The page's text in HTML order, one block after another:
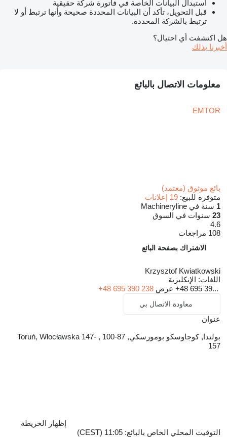
استبدال البيانات الخاصة في فاتورة شركة حقيقية
قبل التحويل، تأكد أن البيانات المحددة صحيحة وأنها ترتبط أو لا
ترتبط بالشركة المحددة.
هل اكتشفت أي احتيال؟
أخبرنا بذلك
معلومات الاتصال بالبائع
EMTOR
بائع موثوق (معتمد)
متوفرة للبيع: 19 إعلانات
1 سنة في Machineryline
23 سنوات في السوق
4.6
108 مراجعات
الاشتراك بصفحة البائع
Krzysztof Kwiatkowski
اللغات: الإنكليزية
+48 695 39... عرض +48 695 390 238
معاودة الاتصال بي
عنوان
بولندا, كوجاوسكو بومورسكي, 87-100 , Toruń, Włocławska 147-
157
إظهار الخريطة
التوقيت المحلي الخاص بالبائع: 11:05 (CEST)